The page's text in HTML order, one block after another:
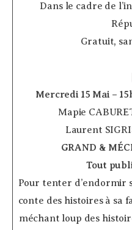
Dans le cadre de
Gratuit,
Mercredi 15 Mai –
Mapie
Laurent
GRAND &
Tout
Pour tenter d’endormir
conte des histoires à sa
méchant loup des